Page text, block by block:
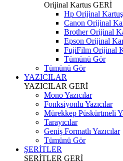
Orijinal Kartus GERİ
Hp Orijinal
Canon Orijinal
Brother Orijinal
Epson Orijinal
FujiFilm Orijinal
Tümünü Gör
Tümünü Gör
YAZICILAR
YAZICILAR GERİ
Mono Yazıcılar
Fonksiyonlu Yazıcılar
Mürekkep Püskürtmeli
Tarayıcılar
Geniş Formatlı Yazıcılar
Tümünü Gör
ŞERİTLER
ŞERİTLER GERİ